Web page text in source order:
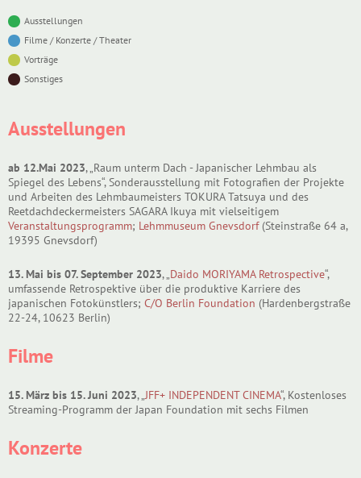
Ausstellungen
Filme / Konzerte / Theater
Vorträge
Sonstiges
Ausstellungen
ab 12.Mai 2023, „Raum unterm Dach - Japanischer Lehmbau als
Spiegel des Lebens“, Sonderausstellung mit Fotografien der Projekte
und Arbeiten des Lehmbaumeisters TOKURA Tatsuya und des
Reetdachdeckermeisters SAGARA Ikuya mit vielseitigem
Veranstaltungsprogramm; Lehmmuseum Gnevsdorf(Steinstraße 64 a,
19395 Gnevsdorf)
13. Mai bis 07. September 2023, „Daido MORIYAMA Retrospective“,
umfassende Retrospektive über die produktive Karriere des
japanischen Fotokünstlers; C/O Berlin Foundation (Hardenbergstraße
22-24, 10623 Berlin)
Filme
15. März bis 15. Juni 2023, „JFF+ INDEPENDENT CINEMA“, Kostenloses
Streaming-Programm der Japan Foundation mit sechs Filmen
Konzerte